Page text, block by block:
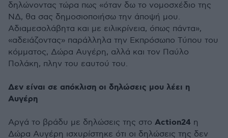
δηλώνοντας τώρα πως «όταν δω το νομοσχέδιο της
ΝΔ, θα σας δημοσιοποιήσω την άποψή μου.
Αδιαμεσολάβητα και με ειλικρίνεια, όπως πάντα»,
«αδειάζοντας» παράλληλα την Εκπρόσωπο Τύπου του
κόμματος, Δώρα Αυγέρη, αλλά και τον Παύλο
Πολάκη, πλην του εαυτού του.
Δεν είναι σε απόκλιση οι δηλώσεις μου λέει η
Αυγέρη
Αργά το βράδυ με δηλώσεις της στο Action24 η
Δώρα Αυγέρη ισχυρίστηκε ότι οι δηλώσεις της δεν